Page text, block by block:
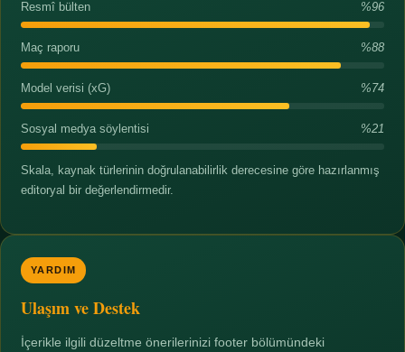
Resmî bülten %96
Maç raporu %88
Model verisi (xG) %74
Sosyal medya söylentisi %21
Skala, kaynak türlerinin doğrulanabilirlik derecesine göre hazırlanmış
editoryal bir değerlendirmedir.
YARDIM
Ulaşım ve Destek
İçerikle ilgili düzeltme önerilerinizi footer bölümündeki